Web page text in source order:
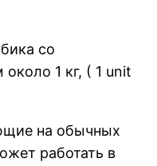
со
1 кг, ( 1 unit
на обычных
работать в